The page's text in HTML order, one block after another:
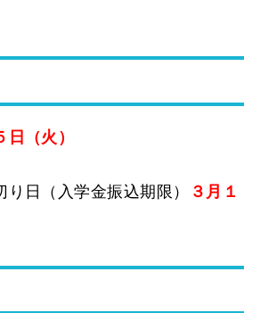
日（火）
り日（入学金振込期限）
３月１